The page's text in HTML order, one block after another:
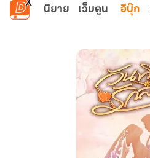
ข้ามไปยังเนื้อหาหลัก
นิยาย เว็บตูน อีบุ๊ก